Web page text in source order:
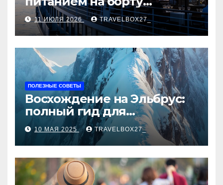
теплохода
11 ИЮЛЯ 2026 TRAVELBOX27_
ПОЛЕЗНЫЕ СОВЕТЫ
Восхождение на Эльбрус:
полный гид для
покорителя высочайшей
вершины Европы
10 МАЯ 2025 TRAVELBOX27_